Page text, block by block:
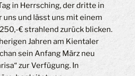
in Herrsching, der dritte in
uns und lässt uns mit einem
€ strahlend zurück blicken.
Jahren am Kientaler
sein Anfang März neu
zur Verfügung. In